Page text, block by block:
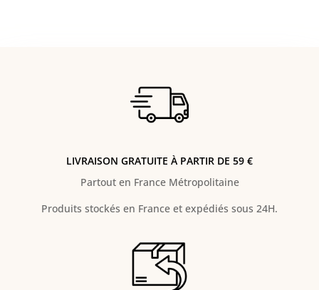
LIVRAISON GRATUITE À PARTIR DE 59 €
Partout en France Métropolitaine
Produits stockés en France et expédiés sous 24H.